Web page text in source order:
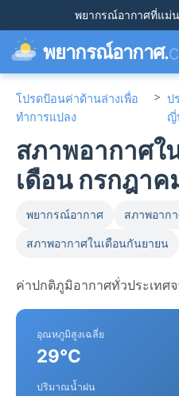
พยากรณ์อากาศที่แม่
พยากรณ์อากาศ.
โปรดป้อนค่าด้านล่างเพื่อ
ทำการแปลง
> ป
ญี่
สภาพอากาศใ
เดือน กรกฎาค
พยากรณ์อากาศ สภาพอาก
สภาพอากาศในเดือนกันยายน
ค่าปกติภูมิอากาศทั่วประเทศ
อุณหภูมิสูงเฉลี่ย
29°C
ปริมาณน้ำฝน